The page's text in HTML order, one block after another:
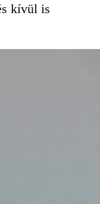
kívül is